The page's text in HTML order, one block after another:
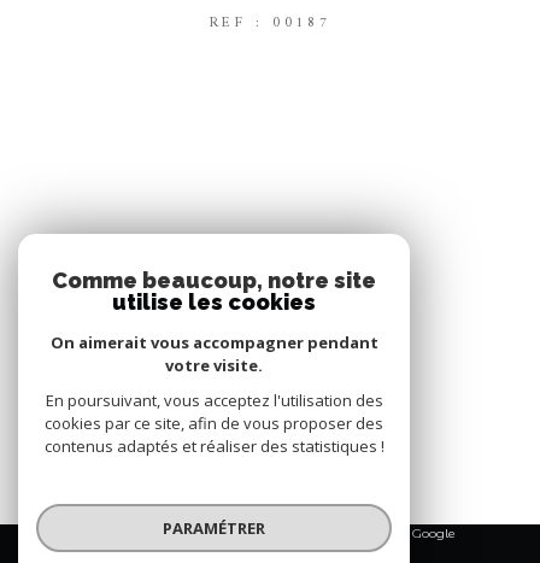
REF : 00187
Les autres biens
proposés par l'agence
Bastide à vendre à Rustrel
Villa à vendre à Rustrel
© 2026 | Tous droits réservés | Traduction powered by Google
|
Comme beaucoup, notre site
utilise les cookies
On aimerait vous accompagner pendant
votre visite.
En poursuivant, vous acceptez l'utilisation des
cookies par ce site, afin de vous proposer des
contenus adaptés et réaliser des statistiques !
PARAMÉTRER